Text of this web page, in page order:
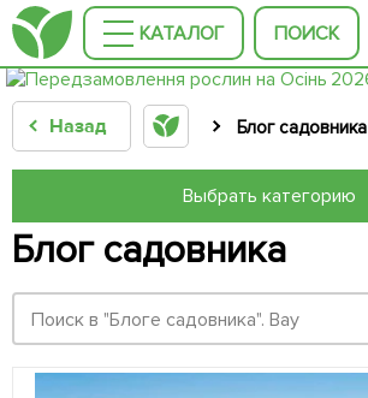
КАТАЛОГ ПОИСК
Назад Блог садовника
Выбрать категорию
Блог садовника